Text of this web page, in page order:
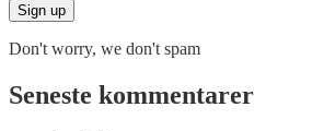
Don't worry, we don't spam
Seneste kommentarer